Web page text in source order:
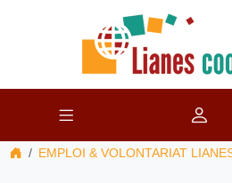
EMPLOI & VOLONTARIAT